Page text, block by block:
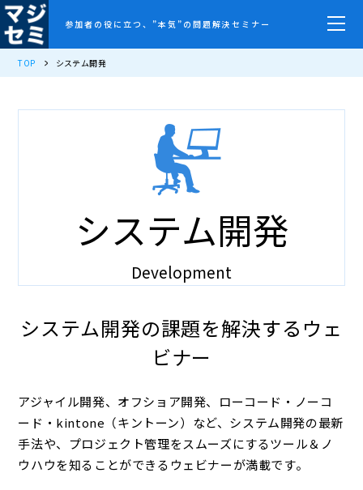
参加者の役に立つ、”本気”の問題解決セミナー
TOP システム開発
システム開発
Development
システム開発の課題を解決するウェ
ビナー
アジャイル開発、オフショア開発、ローコード・ノーコ
ード・kintone（キントーン）など、システム開発の最新
手法や、プロジェクト管理をスムーズにするツール＆ノ
ウハウを知ることができるウェビナーが満載です。